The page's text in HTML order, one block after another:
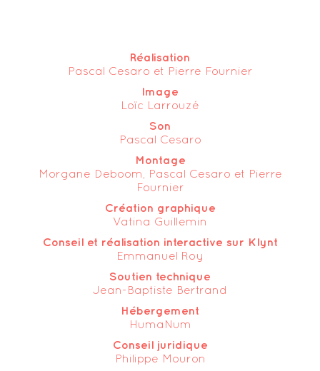
Réalisation
Pascal Cesaro et Pierre Fournier
Image
Loïc Larrouzé
Son
Pascal Cesaro
Montage
Morgane Deboom, Pascal Cesaro et Pierre
Fournier
Création graphique
Vatina Guillemin
Conseil et réalisation interactive sur Klynt
Emmanuel Roy
Soutien technique
Jean-Baptiste Bertrand
Hébergement
HumaNum
Conseil juridique
Philippe Mouron